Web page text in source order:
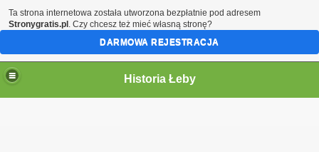
Historia Łeby
Ta strona internetowa została utworzona bezpłatnie pod adresem
Stronygratis.pl . Czy chcesz też mieć własną stronę?
DARMOWA REJESTRACJA